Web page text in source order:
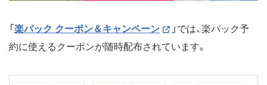
「 楽パック クーポン＆キャンペーン
」では、楽パック予
約に使えるクーポンが随時配布されています。